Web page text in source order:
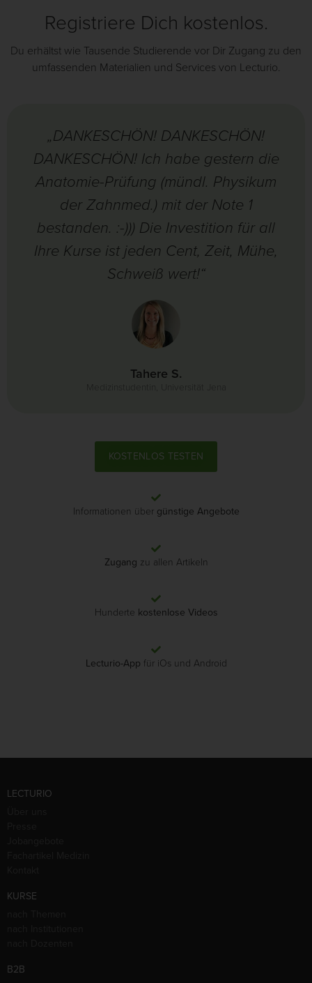
Registriere Dich kostenlos.
Du erhältst wie Tausende Studierende vor Dir Zugang zu den
umfassenden Materialien und Services von Lecturio.
„DANKESCHÖN! DANKESCHÖN!
DANKESCHÖN! Ich habe gestern die
Anatomie-Prüfung (mündl. Physikum
der Zahnmed.) mit der Note 1
bestanden. :-))) Die Investition für all
Ihre Kurse ist jeden Cent, Zeit, Mühe,
Schweiß wert!“
Tahere S.
KOSTENLOS TESTEN
Informationen über günstige Angebote
Zugang zu allen Artikeln
Hunderte kostenlose Videos
Lecturio-App für iOs und Android
LECTURIO
KURSE
B2B